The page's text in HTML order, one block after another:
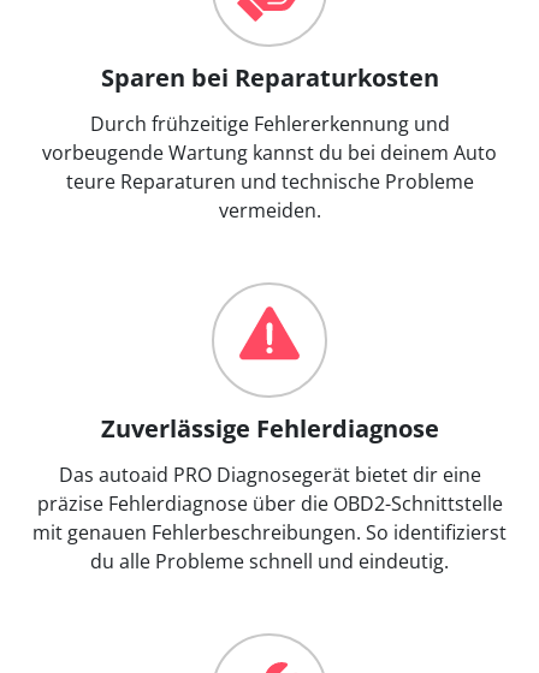
Sparen bei Reparaturkosten
Durch frühzeitige Fehlererkennung und
vorbeugende Wartung kannst du bei deinem Auto
teure Reparaturen und technische Probleme
vermeiden.
Zuverlässige Fehlerdiagnose
Das autoaid PRO Diagnosegerät bietet dir eine
präzise Fehlerdiagnose über die OBD2-Schnittstelle
mit genauen Fehlerbeschreibungen. So identifizierst
du alle Probleme schnell und eindeutig.